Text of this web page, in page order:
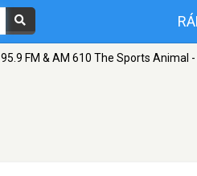
95.9 FM & AM 610 The Sports Animal -